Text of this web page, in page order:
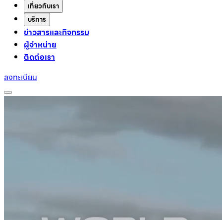
เกี่ยวกับเรา
บริการ
ข่าวสารและกิจกรรม
ผู้จำหน่าย
ติดต่อเรา
ลงทะเบียน